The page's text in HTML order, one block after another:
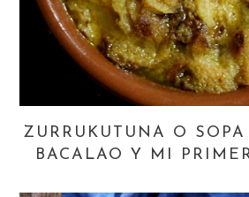
ZURRUKUTUNA O
BACALAO Y MI